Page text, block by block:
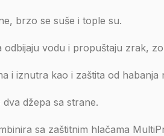
brzo se suše i tople su.
odbijaju vodu i propuštaju zrak,
i iznutra kao i zaštita od habanja
dva džepa sa strane.
sa zaštitnim hlačama